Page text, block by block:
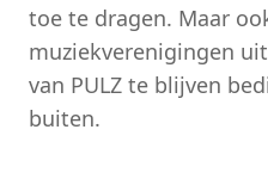
toe te dragen. Maar
muziekverenigingen
van PULZ te blijven
buiten.